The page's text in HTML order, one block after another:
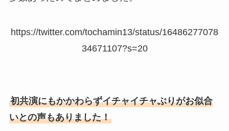
https://twitter.com/tochamin13/status/16486277078
34671107?s=20
初共演にもかかわらずイチャイチャぶりがお似合
いとの声もありました！